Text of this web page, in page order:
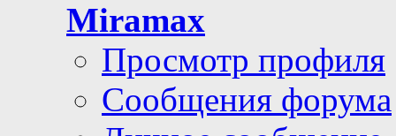
Miramax
Просмотр профиля
Сообщения форума